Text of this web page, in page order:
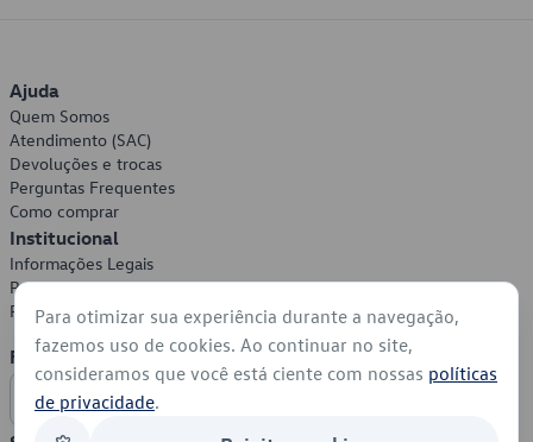
Ajuda
Quem Somos
Atendimento (SAC)
Devoluções e trocas
Perguntas Frequentes
Como comprar
Institucional
Informações Legais
Política de Privacidade
Política de Cookies
Formas de Pagamento
Para otimizar sua experiência durante a navegação,
fazemos uso de cookies. Ao continuar no site,
consideramos que você está ciente com nossas políticas
de privacidade.